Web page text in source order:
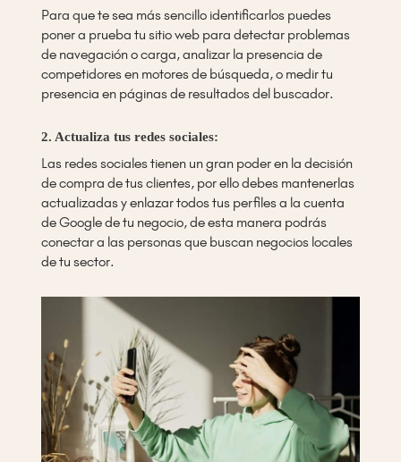
Para que te sea más sencillo identificarlos puedes
poner a prueba tu sitio web para detectar problemas
de navegación o carga, analizar la presencia de
competidores en motores de búsqueda, o medir tu
presencia en páginas de resultados del buscador.
2. Actualiza tus redes sociales:
Las redes sociales tienen un gran poder en la decisión
de compra de tus clientes, por ello debes mantenerlas
actualizadas y enlazar todos tus perfiles a la cuenta
de Google de tu negocio, de esta manera podrás
conectar a las personas que buscan negocios locales
de tu sector.